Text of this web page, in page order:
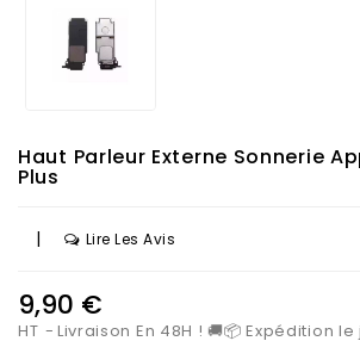
Haut Parleur Externe Sonnerie
Plus
| Lire Les Avis
9,90 €
HT
Livraison En 48H ! 🚚📦 Expédition le